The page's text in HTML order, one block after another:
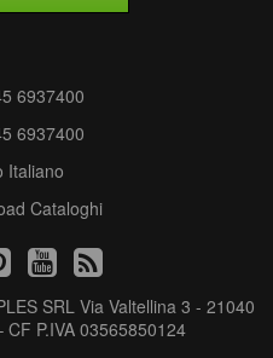
6937400
6937400
Italiano
Cataloghi
SRL Via Valtellina 3 - 21040
CF P.IVA 03565850124